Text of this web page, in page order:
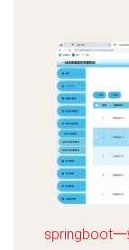
springboot